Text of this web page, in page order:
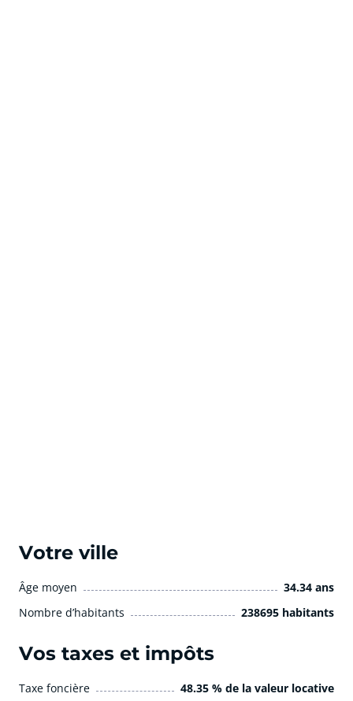
Votre ville
Âge moyen
34.34 ans
Nombre d’habitants
238695 habitants
Vos taxes et impôts
Taxe foncière
48.35 % de la valeur locative